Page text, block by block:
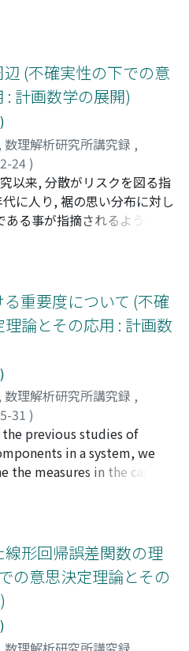
(不確実性の下での意
: 計画数学の展開)
数理解析研究所講究録 ,
24)
Masayuki;Wang, Qi;カゲヤ
以来, 分散がリスクを図る指
に人り, 裾の思い分布に対し
る事が指摘されるようにな
Artzner [1]らにより開始さ
って, Distortion Risk
重要度について (不確
論とその応用 : 計画数
数理解析研究所講究録 ,
31 )
イ, フミオ
previous studies of
in a system, we
measures in the case of
and the system,
for risk and safety analysis
as nuclear power
network systems and so
形回帰誤差関数の理
の意思決定理論とその